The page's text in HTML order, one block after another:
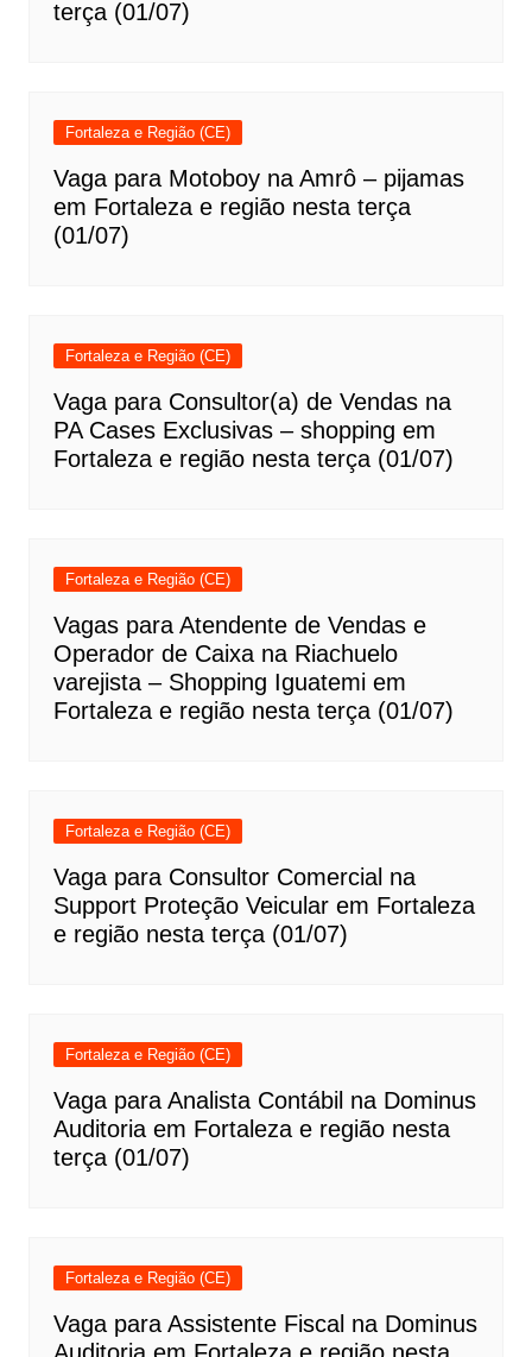
terça (01/07)
Fortaleza e Região (CE)
Vaga para Motoboy na Amrô – pijamas
em Fortaleza e região nesta terça
(01/07)
Fortaleza e Região (CE)
Vaga para Consultor(a) de Vendas na
PA Cases Exclusivas – shopping em
Fortaleza e região nesta terça (01/07)
Fortaleza e Região (CE)
Vagas para Atendente de Vendas e
Operador de Caixa na Riachuelo
varejista – Shopping Iguatemi em
Fortaleza e região nesta terça (01/07)
Fortaleza e Região (CE)
Vaga para Consultor Comercial na
Support Proteção Veicular em Fortaleza
e região nesta terça (01/07)
Fortaleza e Região (CE)
Vaga para Analista Contábil na Dominus
Auditoria em Fortaleza e região nesta
terça (01/07)
Fortaleza e Região (CE)
Vaga para Assistente Fiscal na Dominus